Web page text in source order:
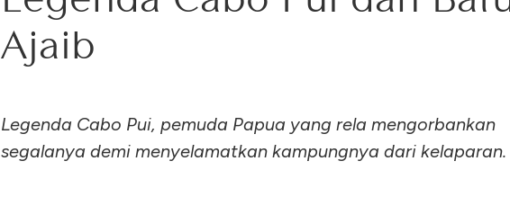
Ajaib
Legenda Cabo Pui, pemuda Papua yang rela mengorbankan
segalanya demi menyelamatkan kampungnya dari kelaparan.